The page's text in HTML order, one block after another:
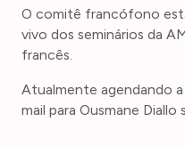
O comitê francófono
vivo dos seminários da
francês.
Atualmente agendando
mail para Ousmane Diallo